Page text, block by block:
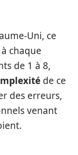
Uni, ce
chaque
de 1 à 8,
de ce
des erreurs,
venant